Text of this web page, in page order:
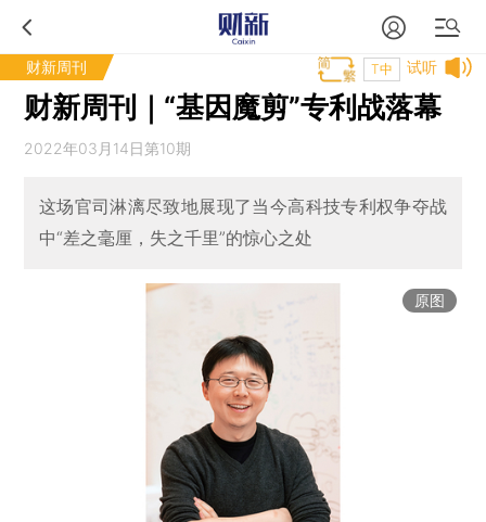
财新周刊 试听
T中
财新周刊｜“基因魔剪”专利战落幕
2022年03月14日第10期
这场官司淋漓尽致地展现了当今高科技专利权争夺战
中“差之毫厘，失之千里”的惊心之处
原图